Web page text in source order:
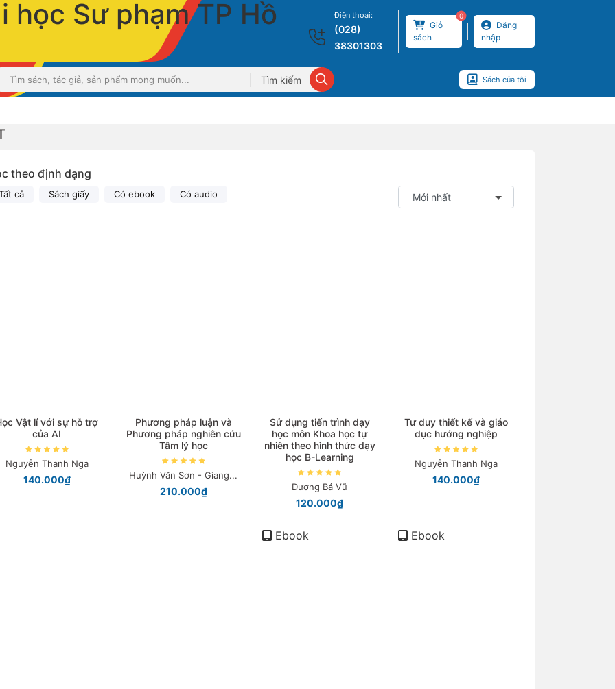
Điện thoại:
(028)
38301303
0
Giỏ
sách
Đăng
nhập
Tìm kiếm Sách của tôi
theo định dạng
cả Sách giấy Có ebook Có audio
Vật lí với sự hỗ trợ
của AI
Nguyễn Thanh Nga
140.000₫
Phương pháp luận và
Phương pháp nghiên cứu
Tâm lý học
Huỳnh Văn Sơn - Giang...
210.000₫
Sử dụng tiến trình dạy
học môn Khoa học tự
nhiên theo hình thức dạy
học B-Learning
Dương Bá Vũ
120.000₫
Tư duy thiết kế và giáo
dục hướng nghiệp
Nguyễn Thanh Nga
140.000₫
Ebook Ebook